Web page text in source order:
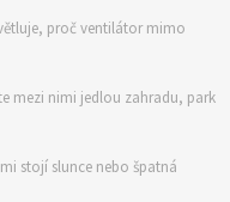
proč ventilátor mimo
mezi nimi jedlou zahradu, park
stojí slunce nebo špatná